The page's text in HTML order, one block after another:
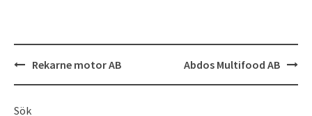
Inläggsnavigering
Rekarne motor AB Abdos Multifood AB
Sök